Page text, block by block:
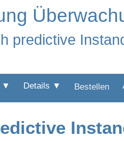
predictive
▼ Details ▼ Bestellen